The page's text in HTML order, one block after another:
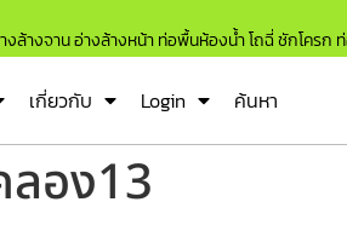
ล้างจาน อ่างล้างหน้า ท่อพื้นห้องน้ำ โถฉี่ ชักโครก
เกี่ยวกับ Login ค้นหา
อง13